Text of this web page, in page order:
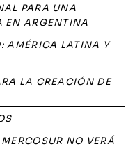
PARA UNA
EN ARGENTINA
AMÉRICA LATINA Y
LA CREACIÓN DE
NO VERÁ